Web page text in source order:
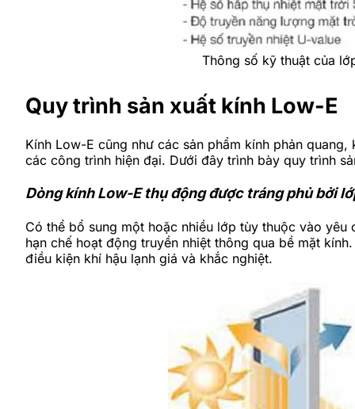
Thông số kỹ thuật của
Quy trình sản xuất kính Low-E
Kính Low-E cũng như các sản phẩm kính phản
các công trình hiện đại. Dưới đây trình bày quy trình
Dòng kính Low-E thụ động được tráng phủ bởi
Có thể bổ sung một hoặc nhiều lớp tùy thuộc vào
hạn chế hoạt động truyền nhiệt thông qua bề mặt
điều kiện khí hậu lạnh giá và khắc nghiệt.